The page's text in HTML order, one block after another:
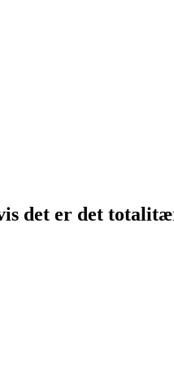
det er det